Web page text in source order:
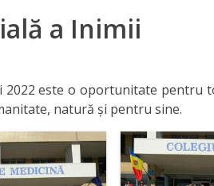
a Inimii
2022 este o oportunitate pentru
natură și pentru sine.